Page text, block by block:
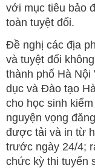
với mục tiêu bảo
toàn tuyệt đối.
Đề nghị các địa
và tuyệt đối
thành phố Hà
dục và Đào tạo
cho học sinh
nguyện vọng
được tải và in từ
trước ngày 24/4;
chức kỳ thi tuyển